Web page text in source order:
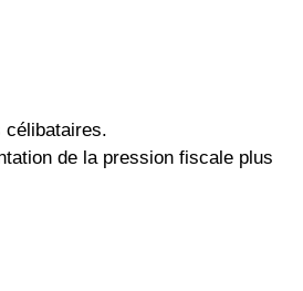
célibataires.
de la pression fiscale plus